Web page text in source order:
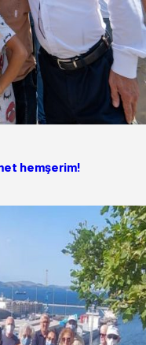
hemşerim!